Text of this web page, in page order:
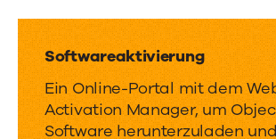
Entdecken
Sie
Ressourcen,
die
Softwareaktivierung
Ein Online-Portal mit dem
Activation Manager, um
Software herunterzuladen